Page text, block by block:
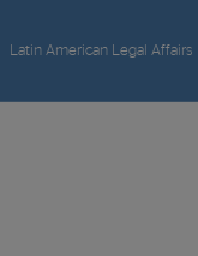
Latin American Legal Affairs